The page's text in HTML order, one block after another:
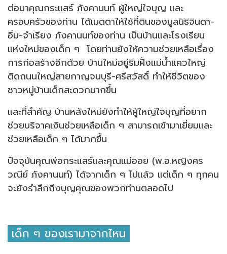
ต่อมาคุณกระแสร์ ภังคานนท์ ผู้ใหญ่ใจบุญ และ
ครอบครัวของท่าน ได้เมตตาให้ใช้ที่ดินของมูลนิธิจินดา-
อิ่ม-จำเรียง ภังคานนท์ของท่าน เป็นบ้านและโรงเรียน
แห่งใหม่ของเด็ก ๆ โดยท่านยังให้ความช่วยเหลือเรื่อง
การก่อสร้างอีกด้วย บ้านใหม่อยู่ริมฝั่งแม่น้ำแควใหญ่
ติดถนนใหญ่สายกาญจนบุรี-ศรีสวัสดิ์ ทำให้ชีวิตของ
ชาวหมู่บ้านเด็กสะดวกมากขึ้น
และที่สำคัญ บ้านหลังใหม่ยังทำให้ผู้ใหญ่ใจบุญที่อยาก
ช่วยบริจาคเงินช่วยเหลือเด็ก ๆ สามารถเข้ามาเยี่ยมและ
ช่วยเหลือเด็ก ๆ ได้มากขึ้น
ปัจจุบันคุณพ่อกระแสร์และคุณแม่ออย (พ.อ.หญิงศร
วณีย์ ภังคานนท์) ได้จากเด็ก ๆ ไปแล้ว แต่เด็ก ๆ ทุกคน
จะยังรำลึกถึงบุญคุณของพวกท่านตลอดไป
เด็ก ๆ ของเรามาจากไหน